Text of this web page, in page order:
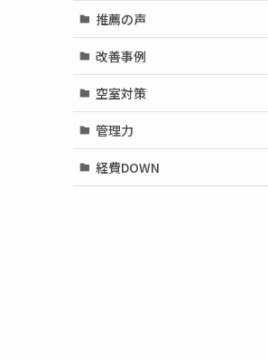
推薦の声
改善事例
空室対策
管理力
経費DOWN